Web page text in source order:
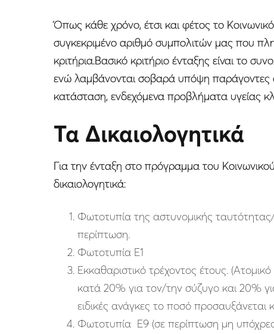
Όπως κάθε χρόνο, έτσι και φέτος το
συγκεκριμένο αριθμό συμπολιτών μας που
κριτήρια.Βασικό κριτήριο ένταξης είναι το
ενώ λαμβάνονται σοβαρά υπόψη παράγοντες
κατάσταση, ενδεχόμενα προβλήματα υγείας
Τα Δικαιολογητικά
Για την ένταξη στο πρόγραμμα του
δικαιολογητικά:
Φωτοτυπία της αστυνομικής
περίπτωση.
Φωτοτυπία Ε1
Εκκαθαριστικό τρέχοντος έτους.
κατά 20% για τον/την σύζυγο και 20%
ειδικές ανάγκες το ποσό προσαυξάνεται
Φωτοτυπία Ε9 (σε περίπτωση μη